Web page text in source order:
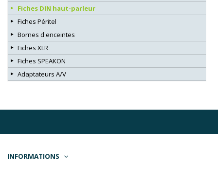
Fiches DIN haut-parleur
Fiches Péritel
Bornes d'enceintes
Fiches XLR
Fiches SPEAKON
Adaptateurs A/V
INFORMATIONS